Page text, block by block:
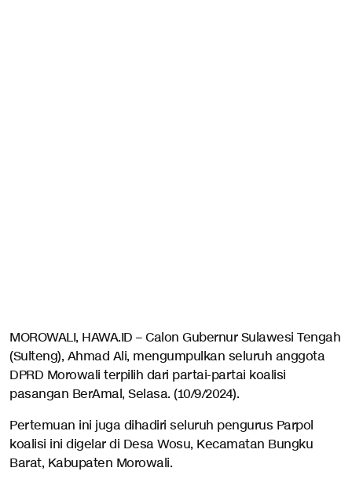
MOROWALI, HAWA.ID – Calon Gubernur Sulawesi Tengah
(Sulteng), Ahmad Ali, mengumpulkan seluruh anggota
DPRD Morowali terpilih dari partai-partai koalisi
pasangan BerAmal, Selasa. (10/9/2024).
Pertemuan ini juga dihadiri seluruh pengurus Parpol
koalisi ini digelar di Desa Wosu, Kecamatan Bungku
Barat, Kabupaten Morowali.